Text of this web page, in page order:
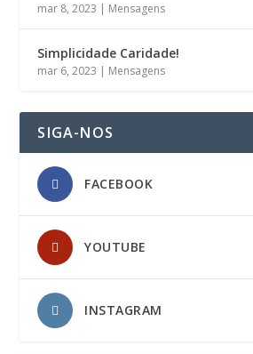
mar 8, 2023 | Mensagens
Simplicidade Caridade!
mar 6, 2023 | Mensagens
SIGA-NOS
FACEBOOK
YOUTUBE
INSTAGRAM